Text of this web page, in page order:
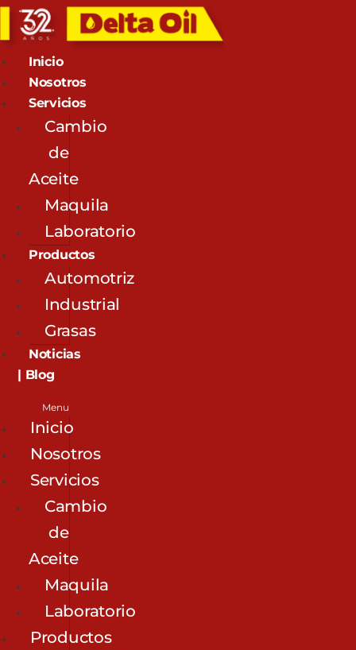
Inicio
Nosotros
Servicios
Cambio
de
Aceite
Maquila
Laboratorio
Productos
Automotriz
Industrial
Grasas
Noticias
| Blog
Menu
Inicio
Nosotros
Servicios
Cambio
de
Aceite
Maquila
Laboratorio
Productos